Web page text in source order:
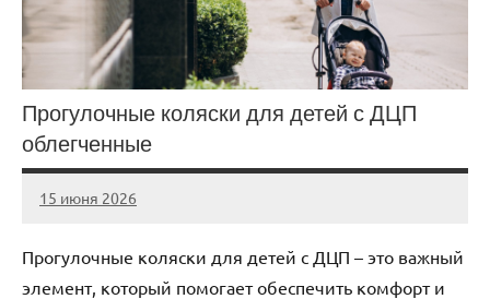
Прогулочные коляски для детей с ДЦП
облегченные
15 июня 2026
Avtor
Нет
Прогулочные коляски для детей с ДЦП – это важный
элемент, который помогает обеспечить комфорт и